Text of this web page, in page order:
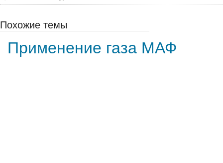
Похожие темы
Применение газа МАФ